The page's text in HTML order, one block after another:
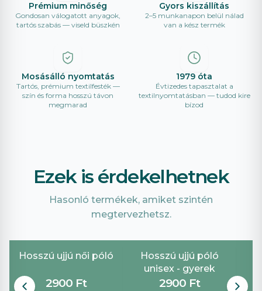
Prémium minőség
Gondosan válogatott anyagok,
tartós szabás — viseld büszkén
Gyors kiszállítás
2–5 munkanapon belül nálad
van a kész termék
Mosásálló nyomtatás
Tartós, prémium textilfesték —
szín és forma hosszú távon
megmarad
1979 óta
Évtizedes tapasztalat a
textilnyomtatásban — tudod kire
bízod
Ezek is érdekelhetnek
Hasonló termékek, amiket szintén
megtervezhetsz.
Hosszú ujjú női póló
2900 Ft
Hosszú ujjú póló
unisex - gyerek
2900 Ft